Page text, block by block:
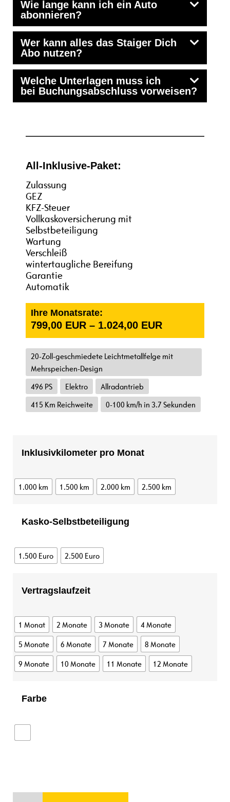
Wie lange kann ich ein Auto
abonnieren?
Wer kann alles das Staiger Dich
Abo nutzen?
Welche Unterlagen muss ich
bei Buchungsabschluss vorweisen?
All-Inklusive-Paket:
Zulassung
GEZ
KFZ-Steuer
Vollkaskoversicherung mit
Selbstbeteiligung
Wartung
Verschleiß
wintertaugliche Bereifung
Garantie
Automatik
Ihre Monatsrate:
799,00 EUR – 1.024,00 EUR
20-Zoll-geschmiedete Leichtmetallfelge mit
Mehrspeichen-Design
496 PS
Elektro
Allradantrieb
415 Km Reichweite
0-100 km/h in 3.7 Sekunden
Inklusivkilometer pro Monat
1.000 km 1.500 km 2.000 km 2.500 km
Kasko-Selbstbeteiligung
1.500 Euro 2.500 Euro
Vertragslaufzeit
1 Monat 2 Monate 3 Monate
4 Monate
5 Monate
6 Monate 7 Monate
8 Monate
9 Monate
10 Monate 11 Monate 12 Monate
Farbe